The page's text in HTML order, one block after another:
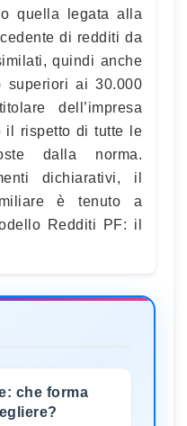
quella legata alla
di redditi da
quindi anche
superiori ai 30.000
dell’impresa
il rispetto di tutte le
dalla norma.
dichiarativi, il
è tenuto a
Redditi PF: il
che forma